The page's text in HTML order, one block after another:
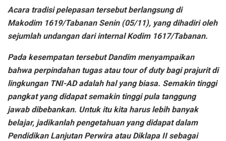
Acara tradisi pelepasan tersebut berlangsung di
Makodim 1619/Tabanan Senin (05/11), yang dihadiri oleh
sejumlah undangan dari internal Kodim 1617/Tabanan.
Pada kesempatan tersebut Dandim menyampaikan
bahwa perpindahan tugas atau tour of duty bagi prajurit di
lingkungan TNI-AD adalah hal yang biasa. Semakin tinggi
pangkat yang didapat semakin tinggi pula tanggung
jawab dibebankan. Untuk itu kita harus lebih banyak
belajar, jadikanlah pengetahuan yang didapat dalam
Pendidikan Lanjutan Perwira atau Diklapa II sebagai